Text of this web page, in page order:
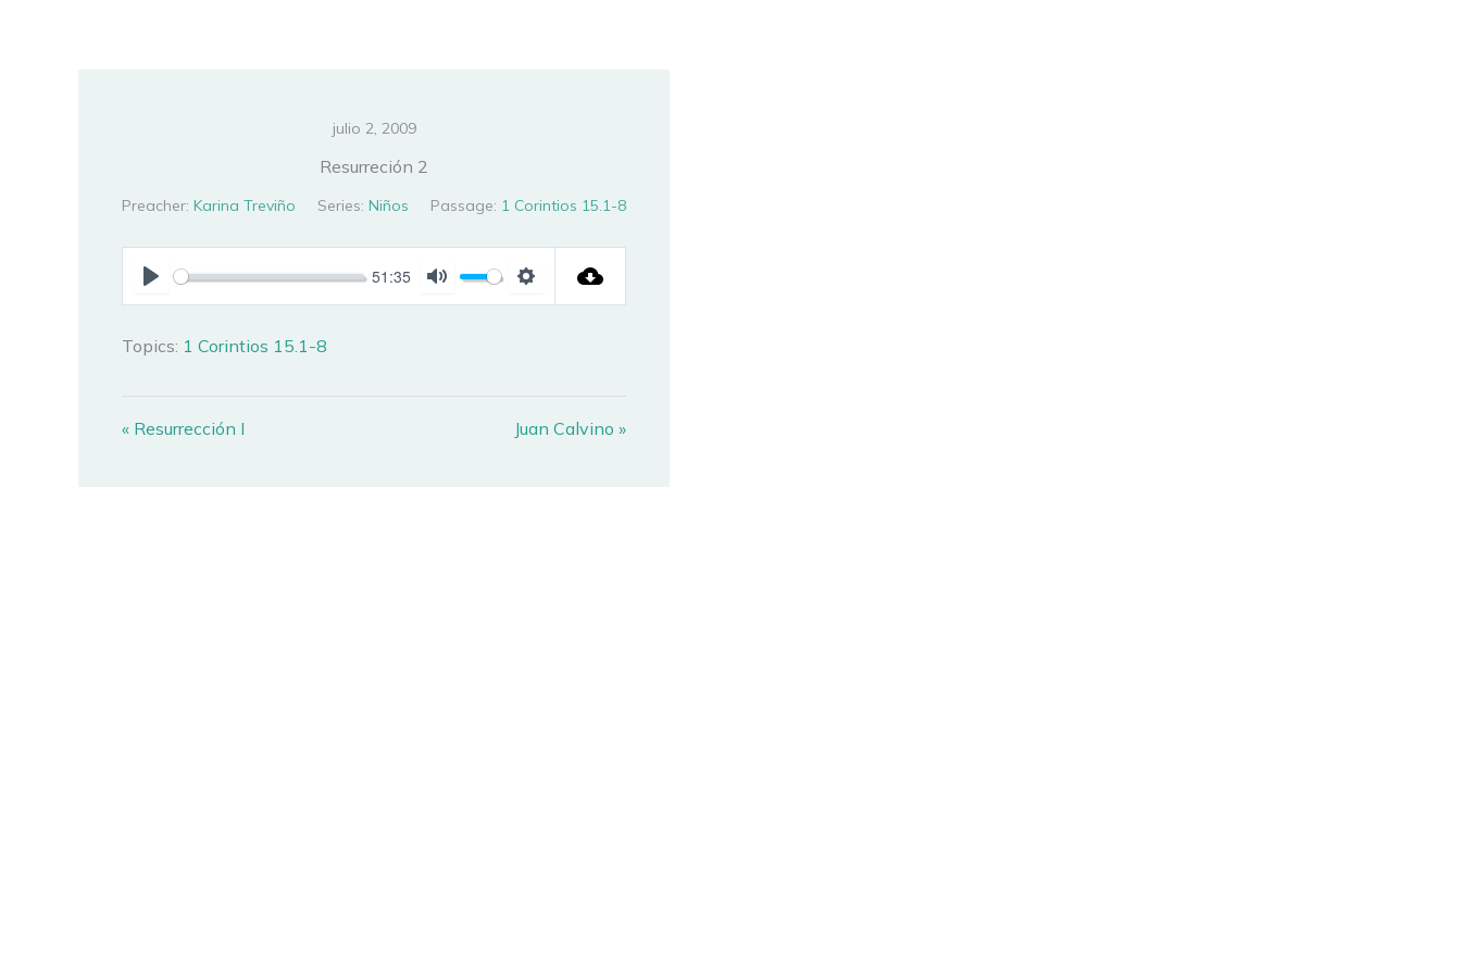
julio 2, 2009
Resurreción 2
Preacher: Karina Treviño Series: Niños Passage: 1 Corintios 15.1-8
PLAY
51:35
MUTE SETTINGS
Topics: 1 Corintios 15.1-8
« Resurrección I Juan Calvino »